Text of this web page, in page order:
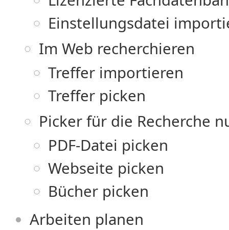
Einstellungsdatei
Im Web recherchieren
Treffer importieren
Treffer picken
Picker für die Recherche
PDF-Datei picken
Webseite picken
Bücher picken
Arbeiten planen